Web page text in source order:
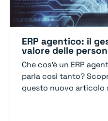
ERP agentico: il
valore delle
Che cos'è un ERP
parla così tanto?
questo nuovo articolo